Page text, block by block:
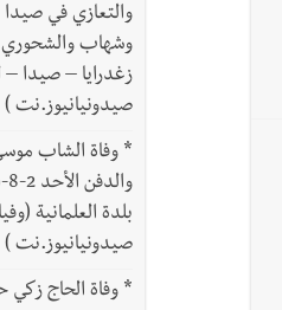
وشهاب
زغدرايا – صيدا –
صيدونيانيوز.نت )
* وفاة الشاب
بلدة العلمانية
صيدونيانيوز.نت )
*